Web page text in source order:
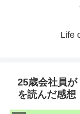
Life
25歳会社員が
を読んだ感想